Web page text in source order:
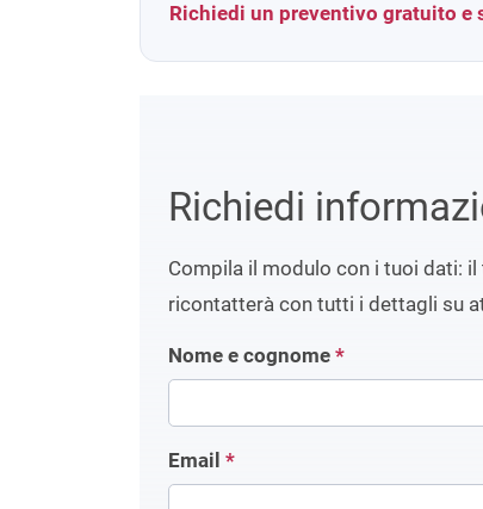
Richiedi un preventivo gratuito e
Richiedi
Compila il modulo con i tuoi dati:
ricontatterà con tutti i dettagli su
Nome e cognome *
Email *